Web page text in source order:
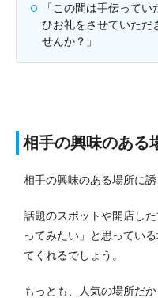
「この間は手伝って
ひお礼をさせていただ
せんか？」
相手の興味のある
相手の興味のある場所に誘
話題のスポットや開店し
ってみたい」と思ってい
てくれるでしょう。
もっとも、人気の場所だ